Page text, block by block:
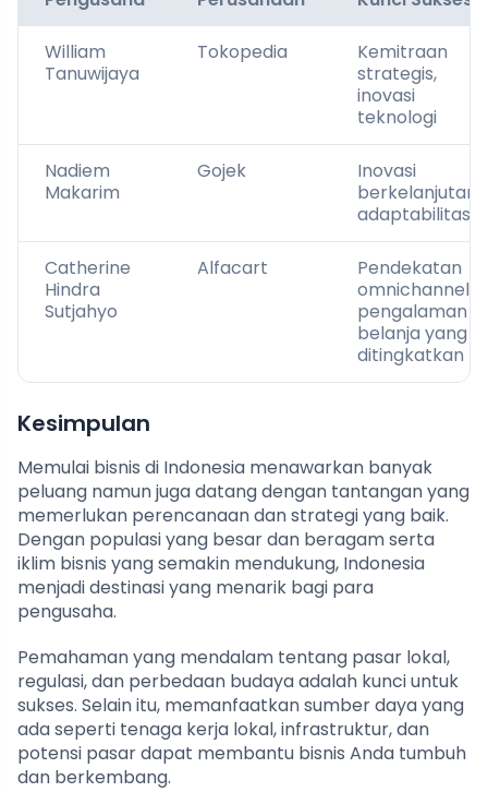
William
Tanuwijaya
Tokopedia
Kemitraan
strategis,
inovasi
teknologi
Nadiem
Makarim
Gojek
Inovasi
berkelanjutan,
adaptabilitas
Catherine
Hindra
Sutjahyo
Alfacart
Pendekatan
omnichannel,
pengalaman
belanja yang
ditingkatkan
Kesimpulan
Memulai bisnis di Indonesia menawarkan banyak
peluang namun juga datang dengan tantangan yang
memerlukan perencanaan dan strategi yang baik.
Dengan populasi yang besar dan beragam serta
iklim bisnis yang semakin mendukung, Indonesia
menjadi destinasi yang menarik bagi para
pengusaha.
Pemahaman yang mendalam tentang pasar lokal,
regulasi, dan perbedaan budaya adalah kunci untuk
sukses. Selain itu, memanfaatkan sumber daya yang
ada seperti tenaga kerja lokal, infrastruktur, dan
potensi pasar dapat membantu bisnis Anda tumbuh
dan berkembang.